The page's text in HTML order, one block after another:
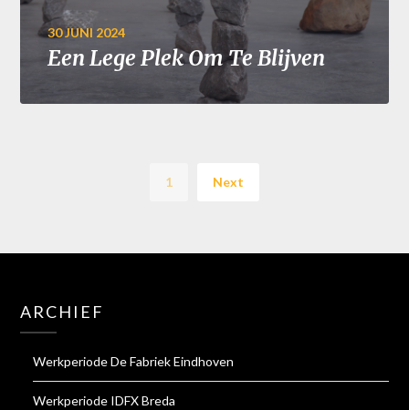
30 JUNI 2024
Een Lege Plek Om Te Blijven
1 Next
ARCHIEF
Werkperiode De Fabriek Eindhoven
Werkperiode IDFX Breda